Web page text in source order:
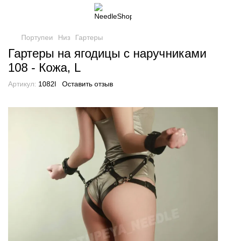
Портупеи Низ Гартеры
Гартеры на ягодицы с наручниками
108 - Кожа, L
Артикул: 1082l Оставить отзыв